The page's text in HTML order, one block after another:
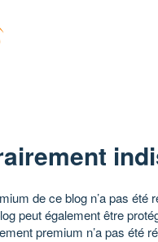
de ce blog n’a pas été
peut également être
premium n’a pas été